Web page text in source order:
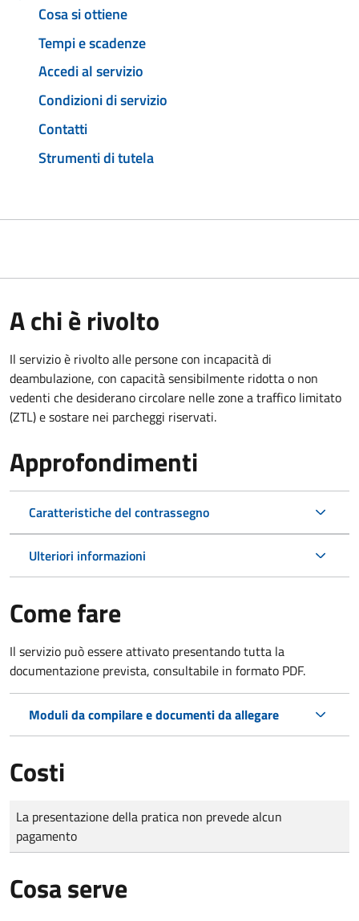
Cosa si ottiene
Tempi e scadenze
Accedi al servizio
Condizioni di servizio
Contatti
Strumenti di tutela
A chi è rivolto
Il servizio è rivolto alle persone con incapacità di
deambulazione, con capacità sensibilmente ridotta o non
vedenti che desiderano circolare nelle zone a traffico limitato
(ZTL) e sostare nei parcheggi riservati.
Approfondimenti
Caratteristiche del contrassegno
Ulteriori informazioni
Come fare
Il servizio può essere attivato presentando tutta la
documentazione prevista, consultabile in formato PDF.
Moduli da compilare e documenti da allegare
Costi
Tipo di pagamento
Importo
La presentazione della pratica non prevede alcun
pagamento
Cosa serve